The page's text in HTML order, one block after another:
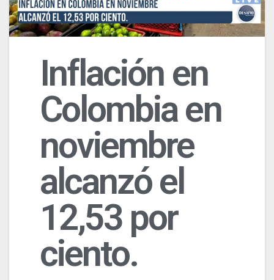
Inflación en
Colombia en
noviembre
alcanzó el
12,53 por
ciento.